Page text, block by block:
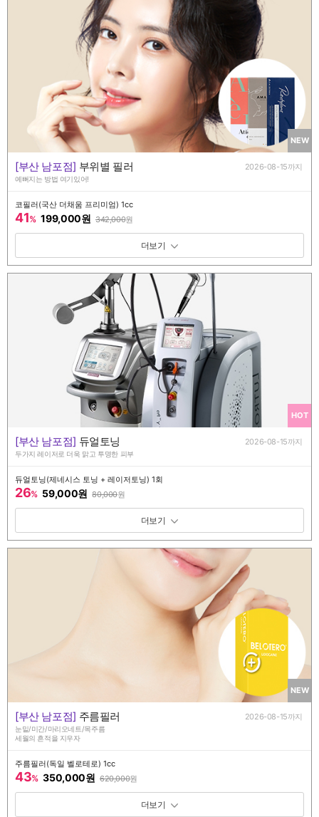
NEW
[부산 남포점] 부위별 필러 2026-08-15까지
예뻐지는 방법 여기있어!
코필러(국산 더채움 프리미엄) 1cc
41% 199,000원 342,000원
패키지 보기 토글
HOT
[부산 남포점] 듀얼토닝 2026-08-15까지
두가지 레이저로 더욱 맑고 투명한 피부
듀얼토닝(제네시스 토닝 + 레이저토닝) 1회
26% 59,000원 80,000원
패키지 보기 토글
NEW
[부산 남포점] 주름필러 2026-08-15까지
눈밑/미간/마리오네트/목주름
세월의 흔적을 지우자
주름필러(독일 벨로테로) 1cc
43% 350,000원 620,000원
패키지 보기 토글